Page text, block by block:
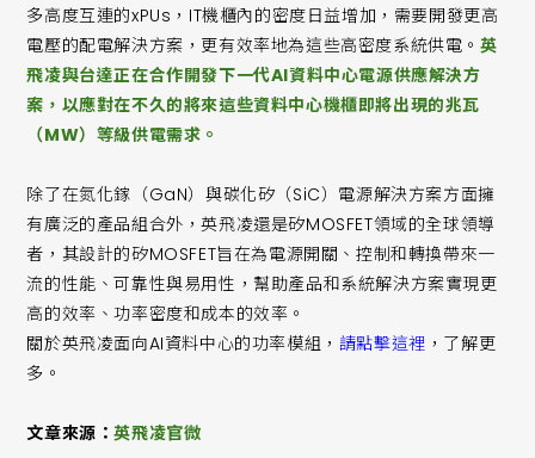
多高度互連的xPUs，IT機櫃內的密度日益增加，需要開發更高
電壓的配電解決方案，更有效率地為這些高密度系統供電。英
飛凌與台達正在合作開發下一代AI資料中心電源供應解決方
案，以應對在不久的將來這些資料中心機櫃即將出現的兆瓦
（MW）等級供電需求。
除了在氮化鎵（GaN）與碳化矽（SiC）電源解決方案方面擁
有廣泛的產品組合外，英飛凌還是矽MOSFET領域的全球領導
者，其設計的矽MOSFET旨在為電源開關、控制和轉換帶來一
流的性能、可靠性與易用性，幫助產品和系統解決方案實現更
高的效率、功率密度和成本的效率。
關於英飛凌面向AI資料中心的功率模組， 請點擊這裡 ，了解更
多。
文章來源：英飛凌官微